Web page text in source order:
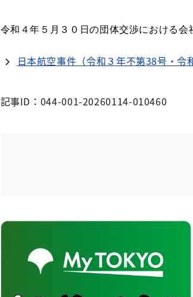
令和４年５月３０日の団体交渉における
日本航空事件（令和３年不第38号・
記事ID：044-001-20260114-010460